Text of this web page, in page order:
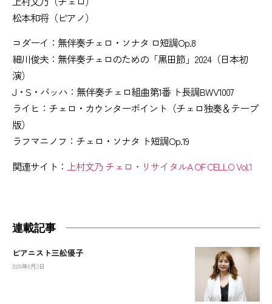
松本和将（ピアノ）
コダーイ：無伴奏チェロ・ソナタ ロ短調Op.8
細川俊夫：無伴奏チェロのための「黒田節」2024（日本初
演）
J・S・バッハ：無伴奏チェロ組曲第1番 ト長調BWV1007
ライヒ：チェロ・カウンターポイント（チェロ独奏＆テープ
版）
ラフマニノフ：チェロ・ソナタ ト短調Op.19
関連サイト： 上村文乃 チェロ・リサイタルA OF CELLO Vol.1
連載記事
ピアニスト三舩優子
2026年8月3日